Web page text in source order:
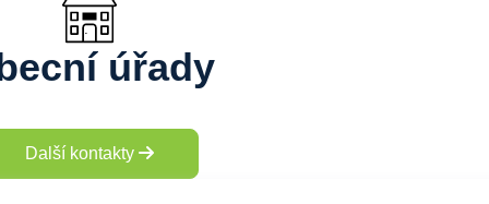
úřady
Další kontakty